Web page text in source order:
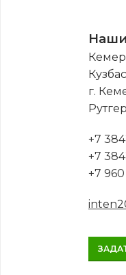
г.
+7
+7
+7